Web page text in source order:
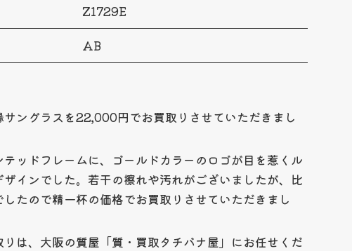
Z1729E
AB
ングラスを22,000円でお買取りさせていただきまし
ッドフレームに、ゴールドカラーのロゴが目を惹くル
ザインでした。若干の擦れや汚れがございましたが、比
たので精一杯の価格でお買取りさせていただきまし
は、大阪の質屋「質・買取タチバナ屋」にお任せくだ